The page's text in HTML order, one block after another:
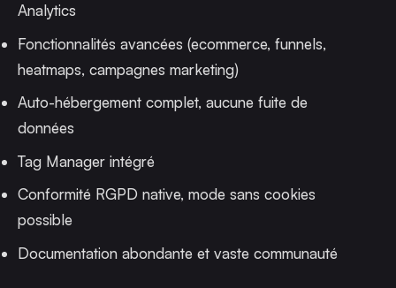
Analytics
Fonctionnalités avancées (ecommerce, funnels,
heatmaps, campagnes marketing)
Auto-hébergement complet, aucune fuite de
données
Tag Manager intégré
Conformité RGPD native, mode sans cookies
possible
Documentation abondante et vaste communauté